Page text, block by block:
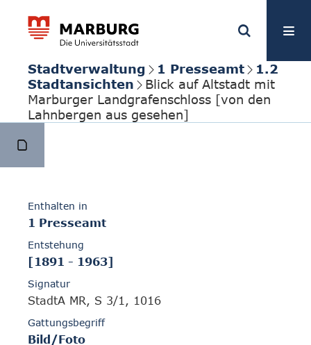
Stadtverwaltung 1 Presseamt
1.2
Stadtansichten
Blick auf Altstadt mit
Marburger Landgrafenschloss [von den
Lahnbergen aus gesehen]
Enthalten in
1 Presseamt
Entstehung
[1891 - 1963]
Signatur
StadtA MR, S 3/1, 1016
Gattungsbegriff
Bild/Foto